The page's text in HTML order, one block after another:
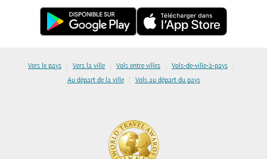
Vers le pays | Vers la ville | Vols entre villes | Vols-de-ville-à-pays |
Au départ de la ville | Vols au départ du pays